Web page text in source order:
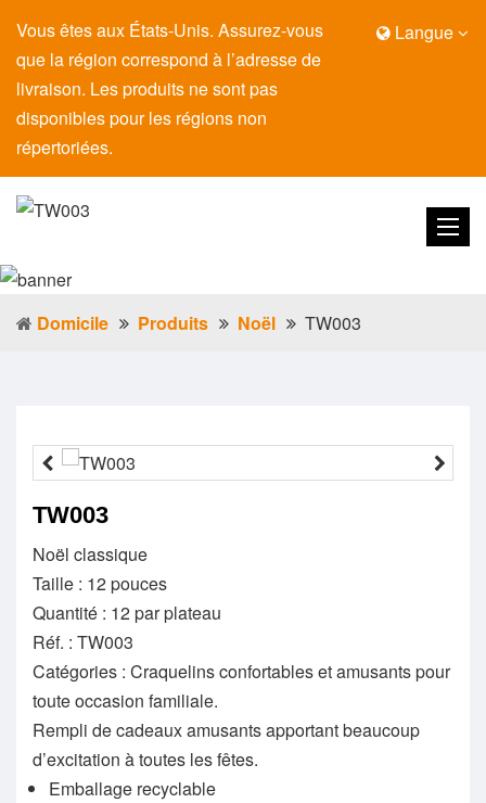
Vous êtes aux États-Unis. Assurez-vous
que la région correspond à l’adresse de
livraison. Les produits ne sont pas
disponibles pour les régions non
répertoriées.
Langue
Domicile Produits Noël TW003
TW003
Noël classique
Taille : 12 pouces
Quantité : 12 par plateau
Réf. : TW003
Catégories : Craquelins confortables et amusants pour
toute occasion familiale.
Rempli de cadeaux amusants apportant beaucoup
d’excitation à toutes les fêtes.
Emballage recyclable